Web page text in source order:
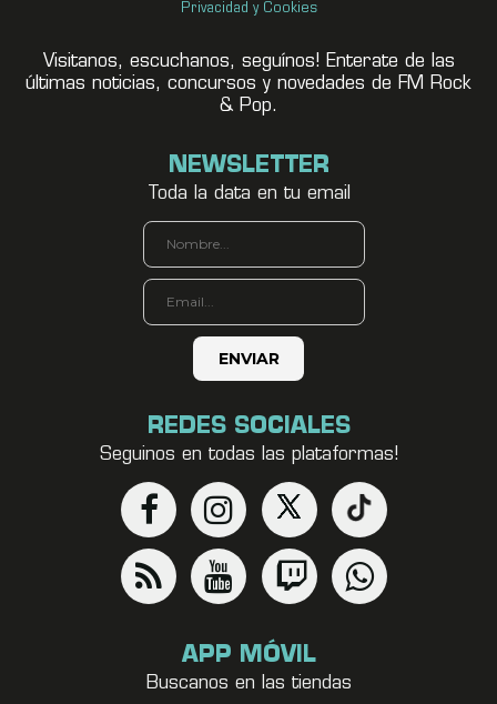
Privacidad y Cookies
Visitanos, escuchanos, seguínos! Enterate de las
últimas noticias, concursos y novedades de FM Rock
& Pop.
NEWSLETTER
Toda la data en tu email
REDES SOCIALES
Seguinos en todas las plataformas!
APP MÓVIL
Buscanos en las tiendas